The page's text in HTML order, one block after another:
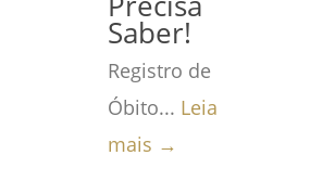
Saber!
Registro de
Óbito... Leia
mais →